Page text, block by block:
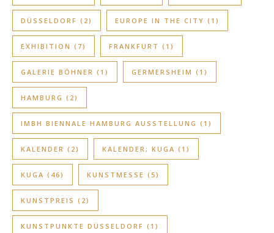
DÜSSELDORF (2) EUROPE IN THE CITY (1)
EXHIBITION (7) FRANKFURT (1)
GALERIE BÖHNER (1) GERMERSHEIM (1)
HAMBURG (2)
IMBH BIENNALE HAMBURG AUSSTELLUNG (1)
KALENDER (2) KALENDER; KUGA (1)
KUGA (46) KUNSTMESSE (5)
KUNSTPREIS (2)
KUNSTPUNKTE DÜSSELDORF (1)